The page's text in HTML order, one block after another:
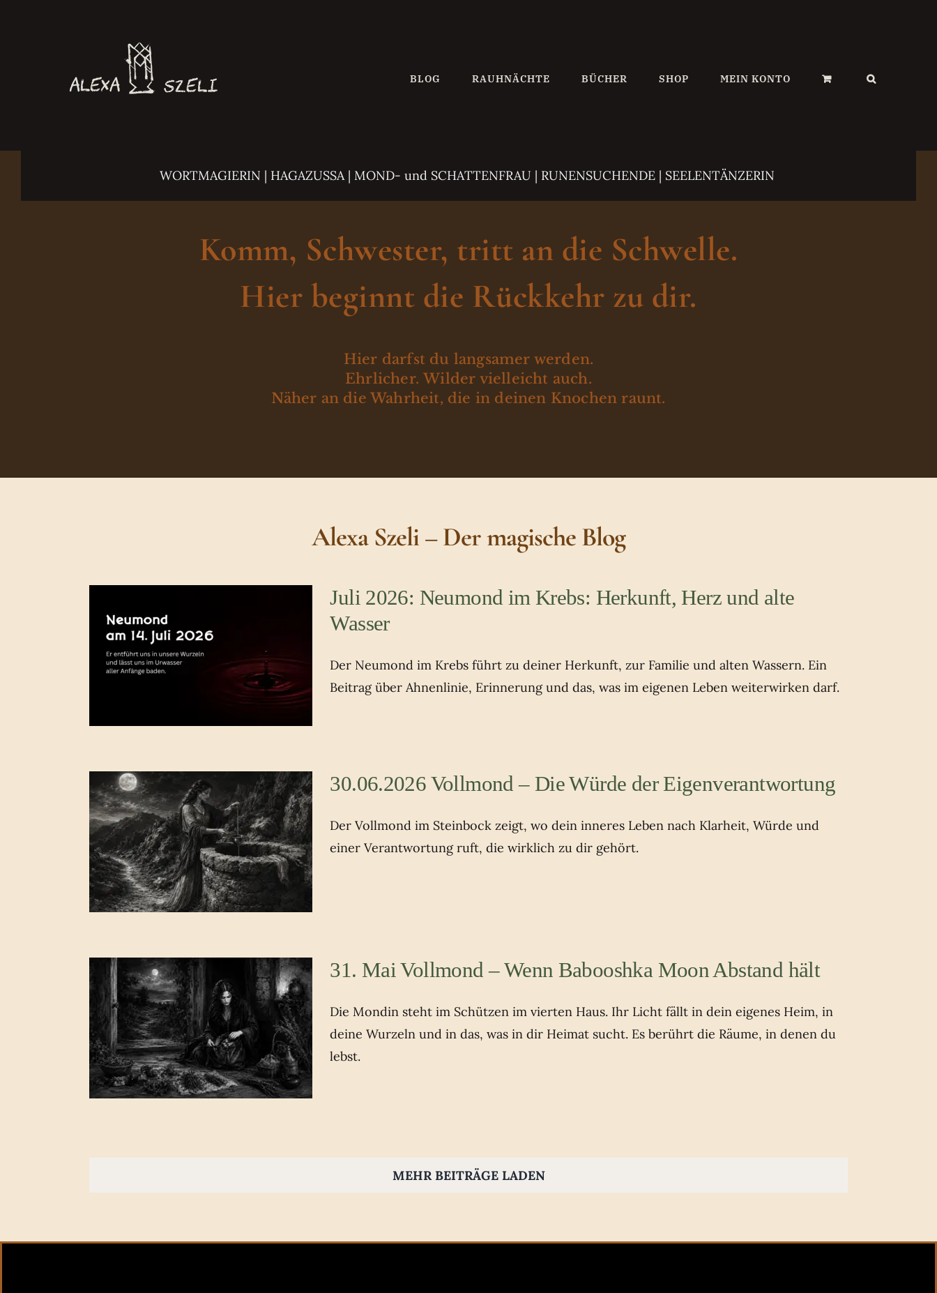
BLOG RAUHNÄCHTE BÜCHER SHOP MEIN KONTO
WORTMAGIERIN | HAGAZUSSA | MOND- und SCHATTENFRAU | RUNENSUCHENDE | SEELENTÄNZERIN
Komm, Schwester, tritt an die Schwelle.
Hier beginnt die Rückkehr zu dir.
Hier darfst du langsamer werden.
Ehrlicher. Wilder vielleicht auch.
Näher an die Wahrheit, die in deinen Knochen raunt.
Alexa Szeli – Der magische Blog
Juli 2026: Neumond im Krebs: Herkunft, Herz und alte
Wasser
Der Neumond im Krebs führt zu deiner Herkunft, zur Familie und alten Wassern. Ein
Beitrag über Ahnenlinie, Erinnerung und das, was im eigenen Leben weiterwirken darf.
30.06.2026 Vollmond – Die Würde der Eigenverantwortung
Der Vollmond im Steinbock zeigt, wo dein inneres Leben nach Klarheit, Würde und
einer Verantwortung ruft, die wirklich zu dir gehört.
31. Mai Vollmond – Wenn Babooshka Moon Abstand hält
Die Mondin steht im Schützen im vierten Haus. Ihr Licht fällt in dein eigenes Heim, in
deine Wurzeln und in das, was in dir Heimat sucht. Es berührt die Räume, in denen du
lebst.
MEHR BEITRÄGE LADEN